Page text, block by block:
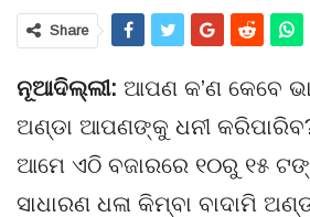
Share
ନୂଆଦିଲ୍ଲୀ: ଆପଣ କ’ଣ କେବେ
ଅଣ୍ଡା ଆପଣଙ୍କୁ ଧନୀ
ଆମେ ଏଠି ବଜାରରେ ୧୦ରୁ ୧୫
ସାଧାରଣ ଧଳା କିମ୍ବା ବାଦାମି